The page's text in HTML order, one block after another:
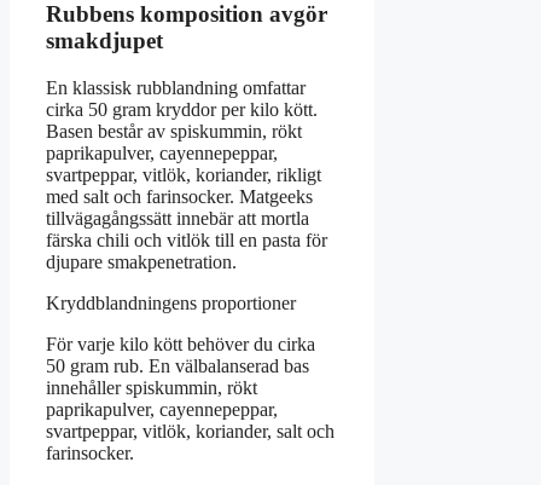
Rubbens komposition avgör
smakdjupet
En klassisk rubblandning omfattar
cirka 50 gram kryddor per kilo kött.
Basen består av spiskummin, rökt
paprikapulver, cayennepeppar,
svartpeppar, vitlök, koriander, rikligt
med salt och farinsocker. Matgeeks
tillvägagångssätt innebär att mortla
färska chili och vitlök till en pasta för
djupare smakpenetration.
Kryddblandningens proportioner
För varje kilo kött behöver du cirka
50 gram rub. En välbalanserad bas
innehåller spiskummin, rökt
paprikapulver, cayennepeppar,
svartpeppar, vitlök, koriander, salt och
farinsocker.